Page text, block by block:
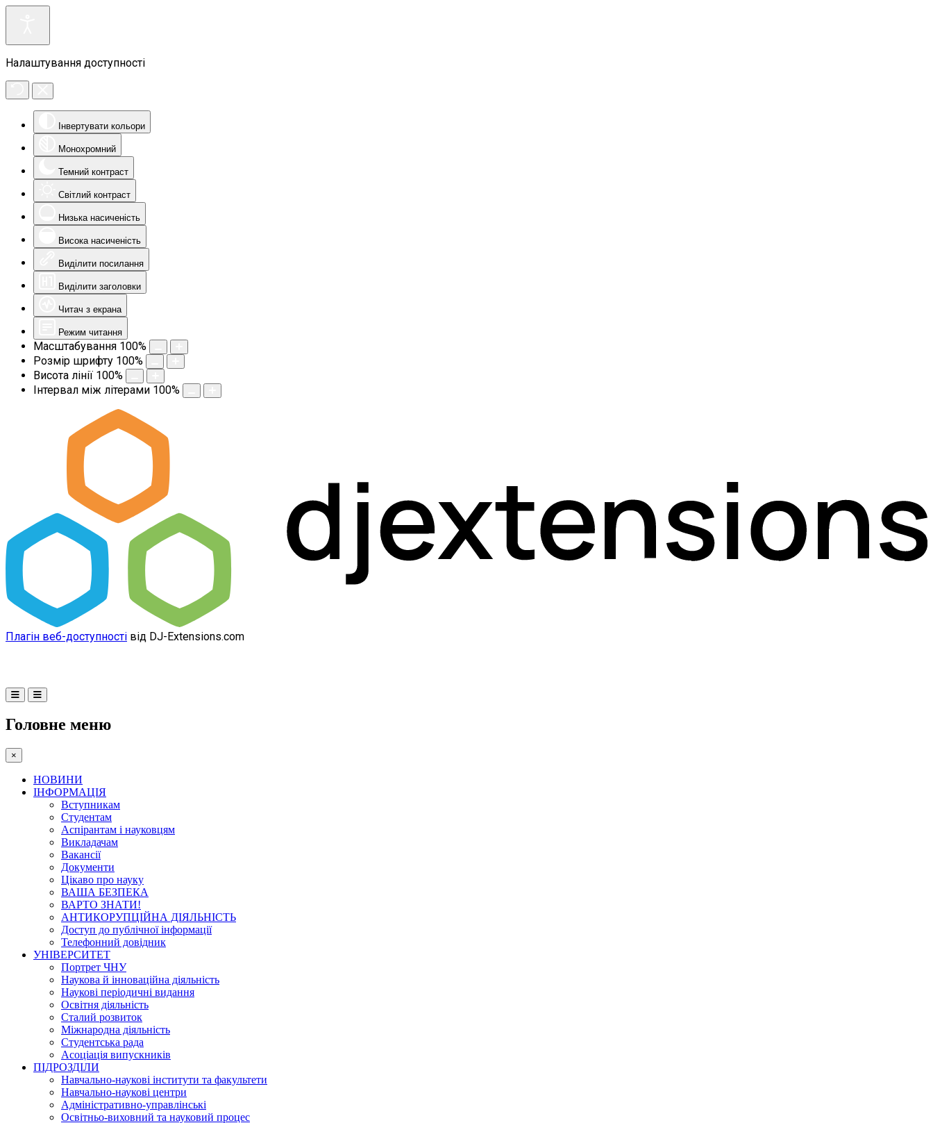
Налаштування доступності
Інвертувати кольори
Монохромний
Темний контраст
Світлий контраст
Низька насиченість
Висока насиченість
Виділити посилання
Виділити заголовки
Читач з екрана
Режим читання
Масштабування 100%
Розмір шрифту 100%
Висота лінії 100%
Інтервал між літерами 100%
Плагін веб-доступності від DJ-Extensions.com
Головне меню
×
НОВИНИ
ІНФОРМАЦІЯ
Вступникам
Студентам
Аспірантам і науковцям
Викладачам
Вакансії
Документи
Цікаво про науку
ВАША БЕЗПЕКА
ВАРТО ЗНАТИ!
АНТИКОРУПЦІЙНА ДІЯЛЬНІСТЬ
Доступ до публічної інформації
Телефонний довідник
УНІВЕРСИТЕТ
Портрет ЧНУ
Наукова й інноваційна діяльність
Наукові періодичні видання
Освітня діяльність
Сталий розвиток
Міжнародна діяльність
Студентська рада
Асоціація випускників
ПІДРОЗДІЛИ
Навчально-наукові інститути та факультети
Навчально-наукові центри
Адміністративно-управлінські
Освітньо-виховний та науковий процес